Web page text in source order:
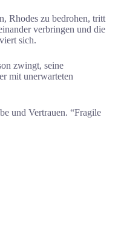
Rhodes zu bedrohen, tritt
verbringen und die
sich.
zwingt, seine
mit unerwarteten
und Vertrauen. “Fragile